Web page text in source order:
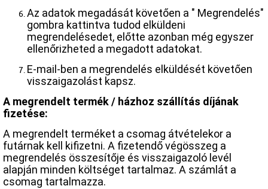
Az adatok megadását követően a " Megrendelés"
gombra kattintva tudod elküldeni
megrendelésedet, előtte azonban még egyszer
ellenőrizheted a megadott adatokat.
E-mail-ben a megrendelés elküldését követően
visszaigazolást kapsz.
A megrendelt termék / házhoz szállítás díjának
fizetése:
A megrendelt terméket a csomag átvételekor a
futárnak kell kifizetni. A fizetendő végösszeg a
megrendelés összesítője és visszaigazoló levél
alapján minden költséget tartalmaz. A számlát a
csomag tartalmazza.